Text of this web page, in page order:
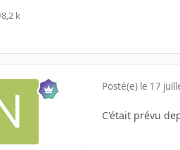
8,2 k
messages
Posté(e) le 17
C'était prévu